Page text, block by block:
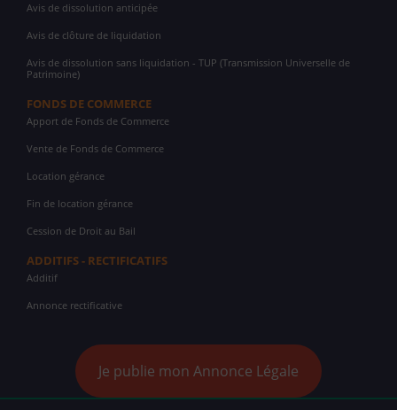
Avis de dissolution anticipée
Avis de clôture de liquidation
Avis de dissolution sans liquidation - TUP (Transmission Universelle de
Patrimoine)
FONDS DE COMMERCE
Apport de Fonds de Commerce
Vente de Fonds de Commerce
Location gérance
Fin de location gérance
Cession de Droit au Bail
ADDITIFS - RECTIFICATIFS
Additif
Annonce rectificative
Je publie mon Annonce Légale